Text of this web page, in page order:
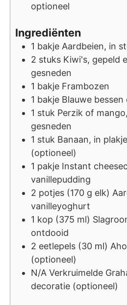
optioneel
Ingrediënten
1 bakje Aardbeien, in
2 stuks Kiwi's, gepeld
gesneden
1 bakje Frambozen
1 bakje Blauwe
1 stuk Perzik of
gesneden
1 stuk Banaan, in
(optioneel)
1 pakje Instant
vanillepudding
2 potjes (170 g elk)
vanilleyoghurt
1 kop (375 ml)
ontdooid
2 eetlepels (30 ml)
(optioneel)
N/A Verkruimelde
decoratie (optioneel)